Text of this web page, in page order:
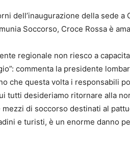
dell’inaugurazione della sede
Soccorso, Croce Rossa è
regionale non riesco a
commenta la presidente
che questa volta i responsabili
tutti desideriamo ritornare alla
di soccorso destinati al
e turisti, è un enorme danno